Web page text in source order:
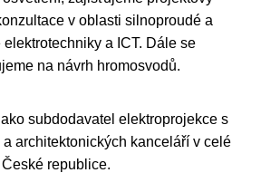
v oblasti silnoproudé a
a ICT. Dále se
na návrh hromosvodů.
subdodavatel elektroprojekce s
architektonických kanceláří v celé
České republice.